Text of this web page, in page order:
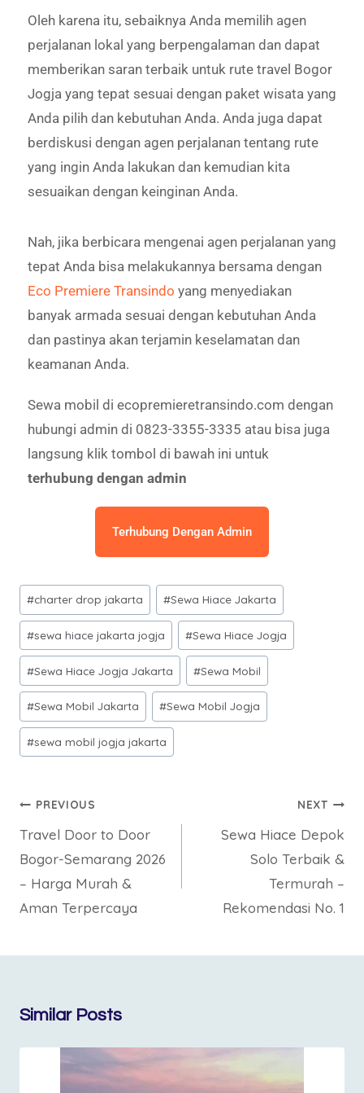
Oleh karena itu, sebaiknya Anda memilih agen
perjalanan lokal yang berpengalaman dan dapat
memberikan saran terbaik untuk rute travel Bogor
Jogja yang tepat sesuai dengan paket wisata yang
Anda pilih dan kebutuhan Anda. Anda juga dapat
berdiskusi dengan agen perjalanan tentang rute
yang ingin Anda lakukan dan kemudian kita
sesuaikan dengan keinginan Anda.
Nah, jika berbicara mengenai agen perjalanan yang
tepat Anda bisa melakukannya bersama dengan
Eco Premiere Transindo yang menyediakan
banyak armada sesuai dengan kebutuhan Anda
dan pastinya akan terjamin keselamatan dan
keamanan Anda.
Sewa mobil di ecopremieretransindo.com dengan
hubungi admin di 0823-3355-3335 atau bisa juga
langsung klik tombol di bawah ini untuk
terhubung dengan admin
Terhubung Dengan Admin
#charter drop jakarta #Sewa Hiace Jakarta
#sewa hiace jakarta jogja #Sewa Hiace Jogja
#Sewa Hiace Jogja Jakarta #Sewa Mobil
#Sewa Mobil Jakarta #Sewa Mobil Jogja
#sewa mobil jogja jakarta
PREVIOUS
Travel Door to Door
Bogor-Semarang 2026
– Harga Murah &
Aman Terpercaya
NEXT
Sewa Hiace Depok
Solo Terbaik &
Termurah –
Rekomendasi No. 1
Similar Posts